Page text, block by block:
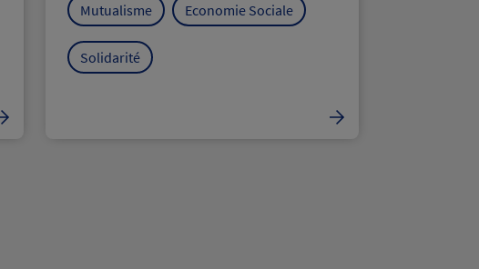
Mutualisme Economie Sociale
Solidarité